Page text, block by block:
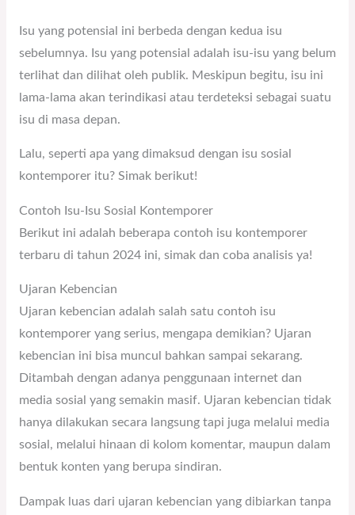
Isu yang potensial ini berbeda dengan kedua isu
sebelumnya. Isu yang potensial adalah isu-isu yang belum
terlihat dan dilihat oleh publik. Meskipun begitu, isu ini
lama-lama akan terindikasi atau terdeteksi sebagai suatu
isu di masa depan.
Lalu, seperti apa yang dimaksud dengan isu sosial
kontemporer itu? Simak berikut!
Contoh Isu-Isu Sosial Kontemporer
Berikut ini adalah beberapa contoh isu kontemporer
terbaru di tahun 2024 ini, simak dan coba analisis ya!
Ujaran Kebencian
Ujaran kebencian adalah salah satu contoh isu
kontemporer yang serius, mengapa demikian? Ujaran
kebencian ini bisa muncul bahkan sampai sekarang.
Ditambah dengan adanya penggunaan internet dan
media sosial yang semakin masif. Ujaran kebencian tidak
hanya dilakukan secara langsung tapi juga melalui media
sosial, melalui hinaan di kolom komentar, maupun dalam
bentuk konten yang berupa sindiran.
Dampak luas dari ujaran kebencian yang dibiarkan tanpa